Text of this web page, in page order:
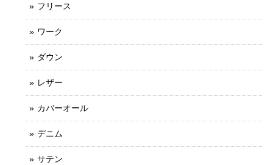
フリース
ワーク
ダウン
レザー
カバーオール
デニム
サテン